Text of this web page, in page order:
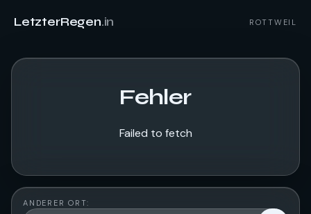
LetzterRegen.in ROTTWEIL
Fehler
Failed to fetch
ANDERER ORT: